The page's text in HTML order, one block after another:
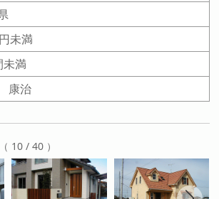
未満
未満
康治
（ 10 / 40 ）